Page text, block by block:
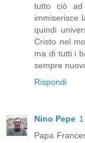
tutto ciò ad
immiserisce
quindi
Cristo nel
ma di tutti i
sempre
Rispondi
Nino Pepe
Papa